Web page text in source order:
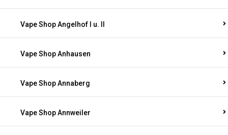
Vape Shop Angelhof I u. II
Vape Shop Anhausen
Vape Shop Annaberg
Vape Shop Annweiler